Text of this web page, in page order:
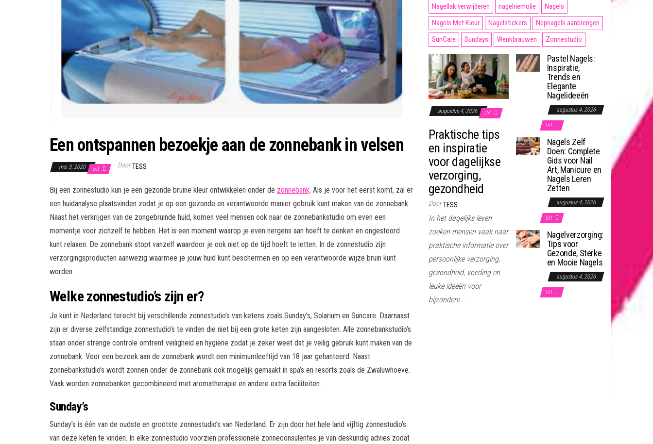
Een ontspannen bezoekje aan de zonnebank in velsen
mei 3, 2020 Uit Door TESS
Bij een zonnestudio kun je een gezonde bruine kleur ontwikkelen onder de zonnebank. Als je voor het eerst komt, zal er
een huidanalyse plaatsvinden zodat je op een gezonde en verantwoorde manier gebruik kunt maken van de zonnebank.
Naast het verkrijgen van de zongebruinde huid, komen veel mensen ook naar de zonnebankstudio om even een
momentje voor zichzelf te hebben. Het is een moment waarop je even nergens aan hoeft te denken en ongestoord
kunt relaxen. De zonnebank stopt vanzelf waardoor je ook niet op de tijd hoeft te letten. In de zonnestudio zijn
verzorgingsproducten aanwezig waarmee je jouw huid kunt beschermen en op een verantwoorde wijze bruin kunt
worden.
Welke zonnestudio’s zijn er?
Je kunt in Nederland terecht bij verschillende zonnestudio’s van ketens zoals Sunday’s, Solarium en Suncare. Daarnaast
zijn er diverse zelfstandige zonnestudio’s te vinden die niet bij een grote keten zijn aangesloten. Alle zonnebankstudio’s
staan onder strenge controle omtrent veiligheid en hygiëne zodat je zeker weet dat je veilig gebruik kunt maken van de
zonnebank. Voor een bezoek aan de zonnebank wordt een minimumleeftijd van 18 jaar gehanteerd. Naast
zonnebankstudio’s wordt zonnen onder de zonnebank ook mogelijk gemaakt in spa’s en resorts zoals de Zwaluwhoeve.
Vaak worden zonnebanken gecombineerd met aromatherapie en andere extra faciliteiten.
Sunday’s
Sunday’s is één van de oudste en grootste zonnestudio’s van Nederland. Er zijn door het hele land vijftig zonnestudio’s
van deze keten te vinden. In elke zonnestudio voorzien professionele zonneconsulentes je van deskundig advies zodat
Nagellak verwijderen
nagelriemolie
Nagels
Nagels Met Kleur
Nagelstickers
Nepnagels aanbrengen
SunCare
Sundays Wenkbrauwen Zonnestudio
augustus 4, 2026 Uit
Praktische tips
en inspiratie
voor dagelijkse
verzorging,
gezondheid
Door TESS
In het dagelijks leven
zoeken mensen vaak naar
praktische informatie over
persoonlijke verzorging,
gezondheid, voeding en
leuke ideeën voor
bijzondere...
Pastel Nagels:
Inspiratie,
Trends en
Elegante
Nagelideeën
augustus 4, 2026
Uit
Nagels Zelf
Doen: Complete
Gids voor Nail
Art, Manicure en
Nagels Leren
Zetten
augustus 4, 2026
Uit
Nagelverzorging:
Tips voor
Gezonde, Sterke
en Mooie Nagels
augustus 4, 2026
Uit